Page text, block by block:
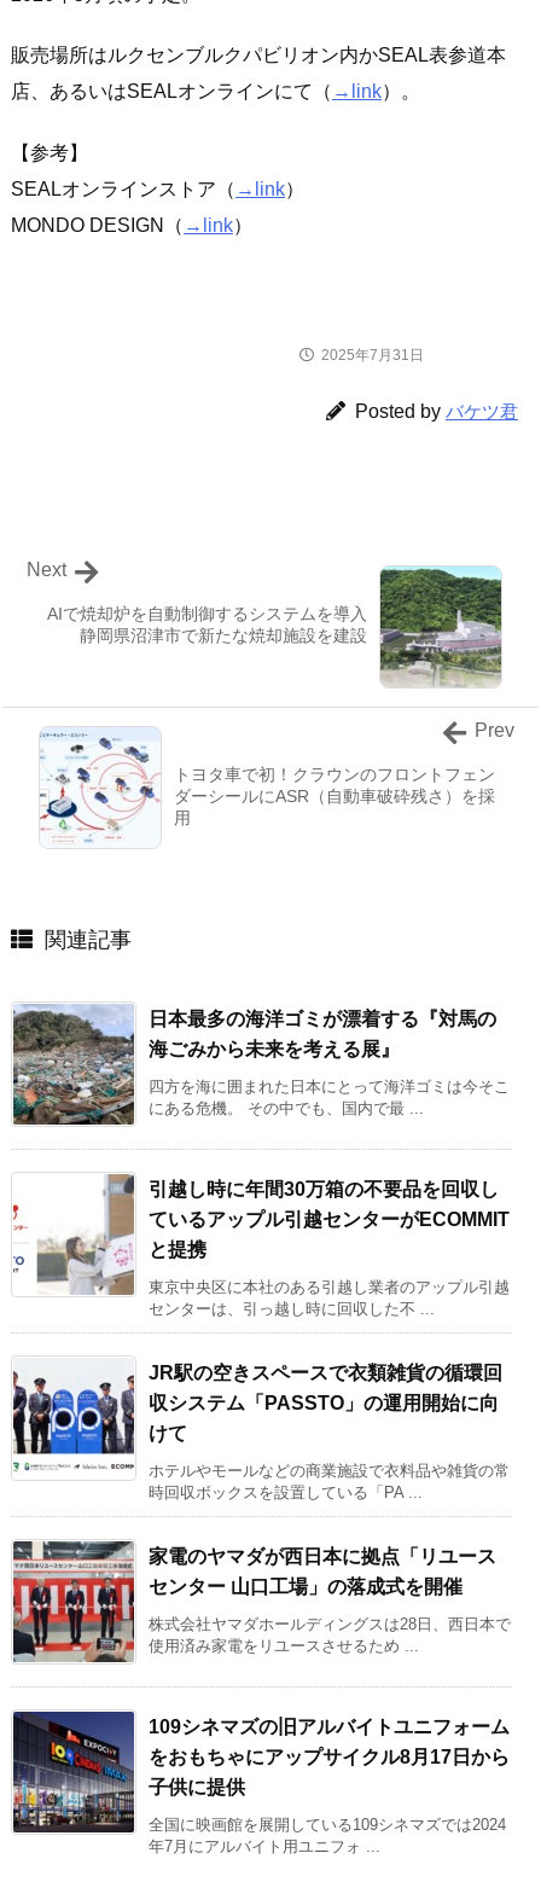
販売場所はルクセンブルクパビリオン内かSEAL表参道本
店、あるいはSEALオンラインにて（ →link）。
【参考】
SEALオンラインストア（ →link）
MONDO DESIGN（ →link）
2025年7月31日
Posted by バケツ君
AIで焼却炉を自動制御するシステムを導入
静岡県沼津市で新たな焼却施設を建設
Next
トヨタ車で初！クラウンのフロントフェン
ダーシールにASR（自動車破砕残さ）を採
用
Prev
関連記事
日本最多の海洋ゴミが漂着する『対馬の
海ごみから未来を考える展』
四方を海に囲まれた日本にとって海洋ゴミは今そこ
にある危機。 その中でも、国内で最 ...
引越し時に年間30万箱の不要品を回収し
ているアップル引越センターがECOMMIT
と提携
東京中央区に本社のある引越し業者のアップル引越
センターは、引っ越し時に回収した不 ...
JR駅の空きスペースで衣類雑貨の循環回
収システム「PASSTO」の運用開始に向
けて
ホテルやモールなどの商業施設で衣料品や雑貨の常
時回収ボックスを設置している「PA ...
家電のヤマダが西日本に拠点「リユース
センター 山口工場」の落成式を開催
株式会社ヤマダホールディングスは28日、西日本で
使用済み家電をリユースさせるため ...
109シネマズの旧アルバイトユニフォーム
をおもちゃにアップサイクル8月17日から
子供に提供
全国に映画館を展開している109シネマズでは2024
年7月にアルバイト用ユニフォ ...